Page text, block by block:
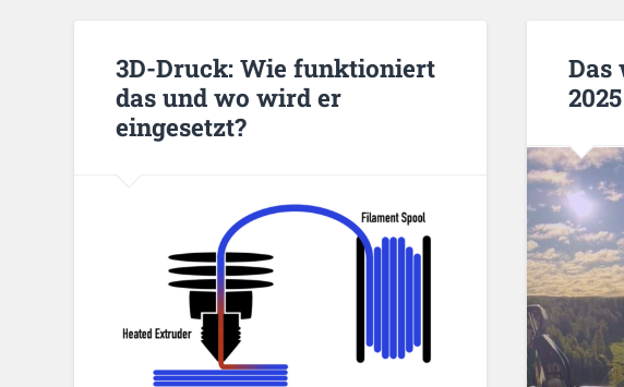
3D-Druck: Wie funktioniert
das und wo wird er
eingesetzt?
Das
2025